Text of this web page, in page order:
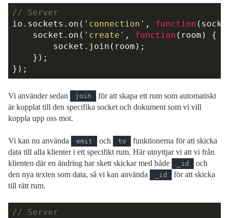
// Server
io.sockets.on( 'connection' , function (
    socket.on(
'create' , function ( room ) {
        socket.join(room);
    });
Vi använder sedan join
för att skapa ett rum som automatiskt
är kopplat till den specifika socket och dokument som vi vill
koppla upp oss mot.
Vi kan nu använda emit och to
funktionerna för att skicka
data till alla klienter i ett specifikt rum. Här utnyttjar vi att vi från
klienten där en ändring har skett skickar med både
_id
och
den nya texten som data, så vi kan använda
_id
för att skicka
till rätt rum.
// Server